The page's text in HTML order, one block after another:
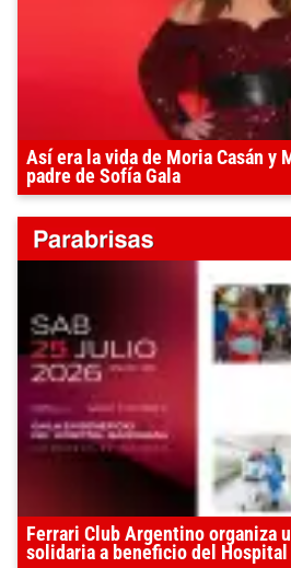
Así era la vida de Moria Casán y
padre de Sofía Gala
Ferrari Club Argentino organiza
solidaria a beneficio del Hospital